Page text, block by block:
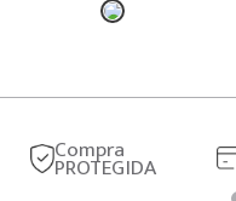
Compra
PROTEGIDA